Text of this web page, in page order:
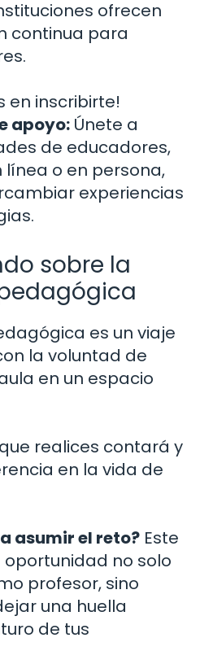
ofrecen
continua para
en inscribirte!
apoyo: Únete a
de educadores,
línea o en persona,
experiencias
sobre la
es un viaje
la voluntad de
en un espacio
realices contará y
en la vida de
asumir el reto? Este
oportunidad no solo
profesor, sino
una huella
de tus